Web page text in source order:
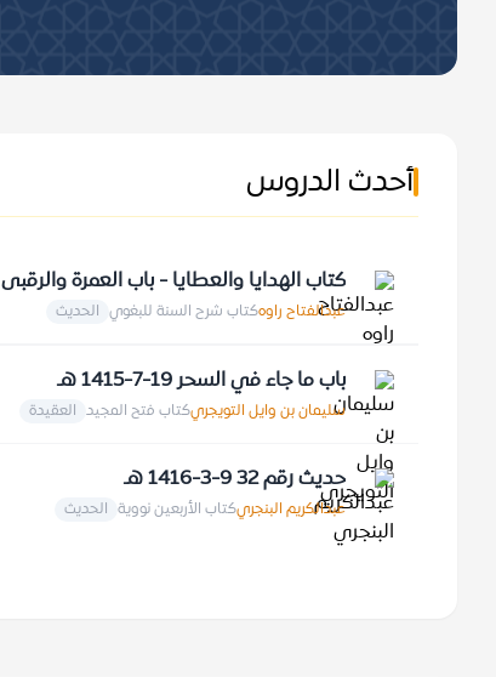
أحدث الدروس
كتاب الهدايا والعطايا - باب العمرة والرقبى 10-10-1409 هـ
عبدالفتاح راوهكتاب شرح السنة للبغوي الحديث
باب ما جاء في السحر 19-7-1415 هـ
سليمان بن وايل التويجريكتاب فتح المجيد العقيدة
حديث رقم 32 9-3-1416 هـ
عبدالكريم البنجريكتاب الأربعين نووية الحديث